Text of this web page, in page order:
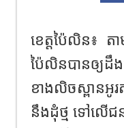
ខេត្តប៉ៃលិន៖ ត
ប៉ៃលិនបានឲ្យដឹ
ខាងលិចស្ពានអូ
នឹងដុំថ្ម ទៅលើជ